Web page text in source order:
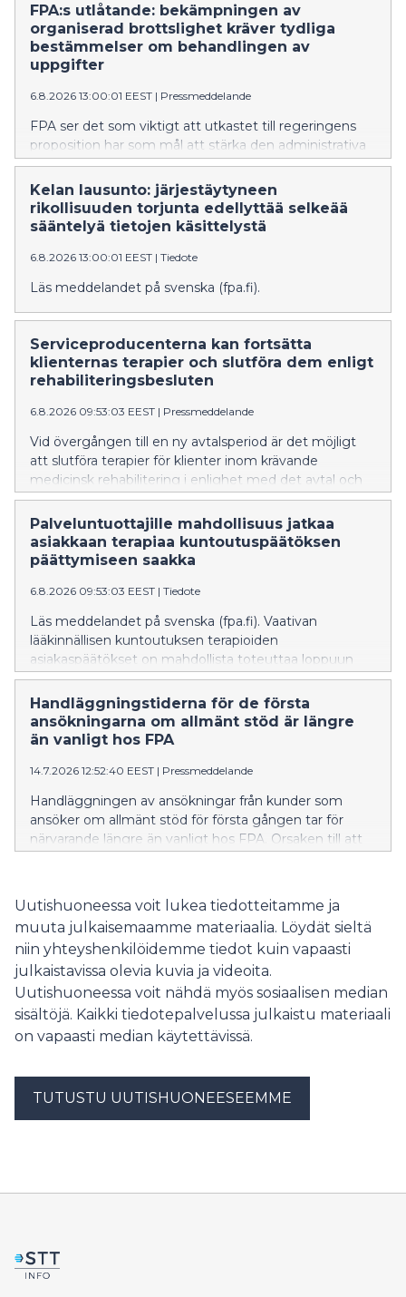
FPA:s utlåtande: bekämpningen av
organiserad brottslighet kräver tydliga
bestämmelser om behandlingen av
uppgifter
6.8.2026 13:00:01 EEST | Pressmeddelande
FPA ser det som viktigt att utkastet till regeringens
proposition har som mål att stärka den administrativa
bekämpningen av organiserad brottslighet och
informationsutbytet mellan myndigheterna.
Propositionen ger FPA bättre möjligheter att
upptäcka, förebygga och bekämpa organiserad
FPA anser dock att bestämmelserna om utlämnande,
behandling och utnyttjande av uppgifter måste
kompletteras för att lagstiftningen ska bilda en klar
helhet och trygga dataskyddet för enskilda personer.
FPA skulle i större utsträckning kunna delta i
bekämpningen av organiserad brottslighet FPA anser
att FPA som verkställare av den sociala tryggheten
förfogar över uppgifter som kan ha betydelse för
identifiering och bekämpning av organiserad
hänför sig till FPA:s förmåner har i vissa fall
konstaterats vara en del av en mer omfattande
brottshelhet. Enligt propositionsutkastet ska FPA delta
Kelan lausunto: järjestäytyneen
rikollisuuden torjunta edellyttää selkeää
sääntelyä tietojen käsittelystä
6.8.2026 13:00:01 EEST | Tiedote
Läs meddelandet på svenska (fpa.fi).
Serviceproducenterna kan fortsätta
klienternas terapier och slutföra dem enligt
rehabiliteringsbesluten
6.8.2026 09:53:03 EEST | Pressmeddelande
Vid övergången till en ny avtalsperiod är det möjligt
att slutföra terapier för klienter inom krävande
medicinsk rehabilitering i enlighet med det avtal och
den servicebeskrivning som löper ut den
31.12.2026. Detta gäller alla serviceproducenter som för
närvarande tillhandahåller terapi inom krävande
medicinsk rehabilitering.
Palveluntuottajille mahdollisuus jatkaa
asiakkaan terapiaa kuntoutuspäätöksen
päättymiseen saakka
6.8.2026 09:53:03 EEST | Tiedote
Läs meddelandet på svenska (fpa.fi). Vaativan
lääkinnällisen kuntoutuksen terapioiden
asiakaspäätökset on mahdollista toteuttaa loppuun
31.12.2026 päättyvän sopimuksen ja palvelukuvauksen
mukaisesti sopimuskauden vaihteessa. Tämä koskee
kaikkia nykyisiä vaativan lääkinnällisen kuntoutuksen
terapioiden palveluntuottajia.
Handläggningstiderna för de första
ansökningarna om allmänt stöd är längre
än vanligt hos FPA
14.7.2026 12:52:40 EEST | Pressmeddelande
Handläggningen av ansökningar från kunder som
ansöker om allmänt stöd för första gången tar för
närvarande längre än vanligt hos FPA. Orsaken till att
slutfört sina studier och att många sökandes perioder
med inkomstrelaterad dagpenning tar slut. FPA
uppskattar att situationen lättar inom de närmaste
veckorna.
Uutishuoneessa voit lukea tiedotteitamme ja
muuta julkaisemaamme materiaalia. Löydät sieltä
niin yhteyshenkilöidemme tiedot kuin vapaasti
julkaistavissa olevia kuvia ja videoita.
Uutishuoneessa voit nähdä myös sosiaalisen median
sisältöjä. Kaikki tiedotepalvelussa julkaistu materiaali
on vapaasti median käytettävissä.
TUTUSTU UUTISHUONEESEEMME